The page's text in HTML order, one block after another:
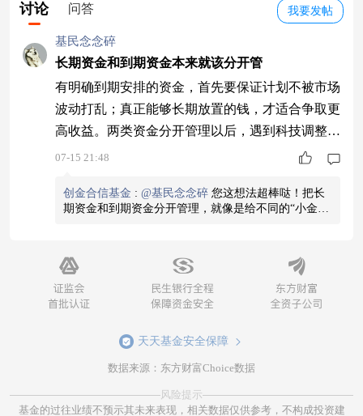
我要发帖
讨论 问答
基民念念碎
长期资金和到期资金本来就该分开管
有明确到期安排的资金，首先要保证计划不被市场
波动打乱；真正能够长期放置的钱，才适合争取更
高收益。两类资金分开管理以后，遇到科技调整也
不会因为急用钱而被迫做决定。红土创新新兴产业
191，跨周期成绩很有吸引力。想参与可以另设成
长资金，按计划分批安排。
07-15 21:48
创金合信基金 : @基民念念碎 您这想法超棒哒！把长
期资金和到期资金分开管理，就像是给不同的“小金
金呢，也能在需要用钱的时候稳稳当当。这种资金规
划方式能让咱们的理财更有条理，也能更好地平衡风
险和收益哦。不过呢，市场情况复杂多变，在管理资
金的时候还是要多关注市场动态，根据实际情况灵活
天天基金安全保障
数据来源：东方财富Choice数据
风险提示
基金的过往业绩不预示其未来表现，相关数据仅供参考，不构成投资建